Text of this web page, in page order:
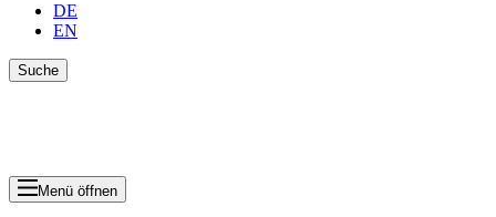
DE
EN
Suche
Menü öffnen